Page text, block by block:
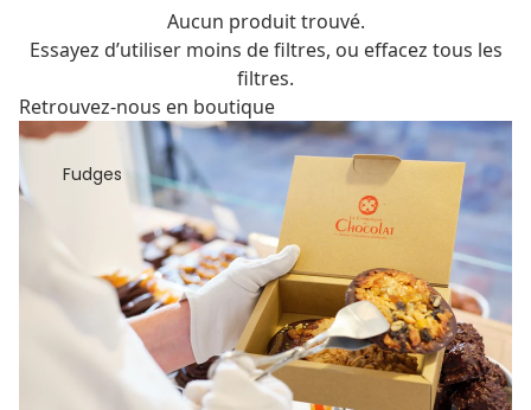
Fudges
Aucun produit trouvé.
Essayez d’utiliser moins de filtres, ou effacez tous les
filtres.
Retrouvez-nous en boutique